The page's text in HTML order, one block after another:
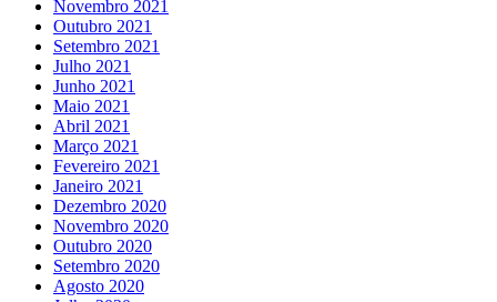
Novembro 2021
Outubro 2021
Setembro 2021
Julho 2021
Junho 2021
Maio 2021
Abril 2021
Março 2021
Fevereiro 2021
Janeiro 2021
Dezembro 2020
Novembro 2020
Outubro 2020
Setembro 2020
Agosto 2020